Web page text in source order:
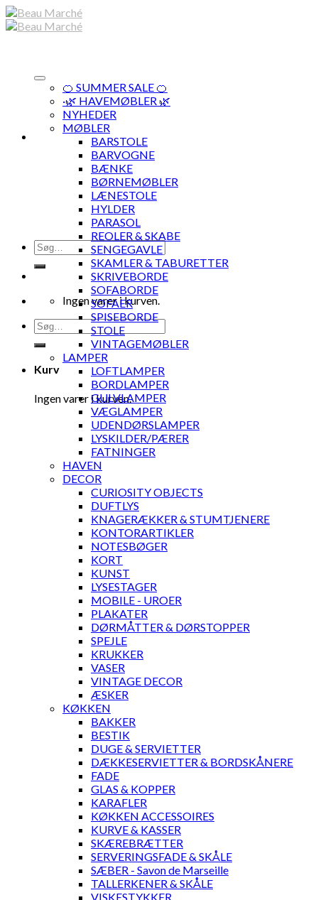
Skip
to
Søg
efter:
Ingen varer i kurven.
Søg
efter:
Kurv
Ingen varer i kurven.
🍊 SUMMER SALE 🍊
·🌿 HAVEMØBLER 🌿
NYHEDER
MØBLER
BARSTOLE
BARVOGNE
BÆNKE
BØRNEMØBLER
LÆNESTOLE
HYLDER
PARASOL
REOLER & SKABE
SENGEGAVLE
SKAMLER & TABURETTER
SKRIVEBORDE
SOFABORDE
SOFAER
SPISEBORDE
STOLE
VINTAGEMØBLER
LAMPER
LOFTLAMPER
BORDLAMPER
GULVLAMPER
VÆGLAMPER
UDENDØRSLAMPER
LYSKILDER/PÆRER
FATNINGER
HAVEN
DECOR
CURIOSITY OBJECTS
DUFTLYS
KNAGERÆKKER & STUMTJENERE
KONTORARTIKLER
NOTESBØGER
KORT
KUNST
LYSESTAGER
MOBILE - UROER
PLAKATER
DØRMÅTTER & DØRSTOPPER
SPEJLE
KRUKKER
VASER
VINTAGE DECOR
ÆSKER
KØKKEN
BAKKER
BESTIK
DUGE & SERVIETTER
DÆKKESERVIETTER & BORDSKÅNERE
FADE
GLAS & KOPPER
KARAFLER
KØKKEN ACCESSOIRES
KURVE & KASSER
SKÆREBRÆTTER
SERVERINGSFADE & SKÅLE
SÆBER - Savon de Marseille
TALLERKENER & SKÅLE
VISKESTYKKER